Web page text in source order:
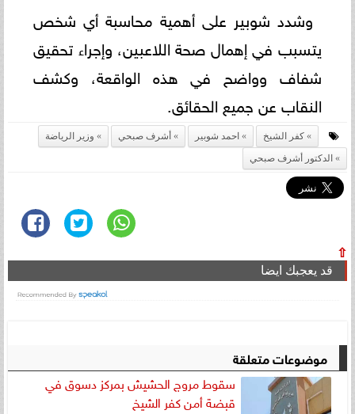
وشدد شوبير على أهمية محاسبة أي شخص
يتسبب في إهمال صحة اللاعبين، وإجراء تحقيق
شفاف وواضح في هذه الواقعة، وكشف
النقاب عن جميع الحقائق.
كفر الشيخ احمد شوبير أشرف صبحي
وزير الرياضة
الدكتور أشرف صبحي
⇧
قد يعجبك ايضا
موضوعات متعلقة
سقوط مروج الحشيش بمركز دسوق في
قبضة أمن كفر الشيخ